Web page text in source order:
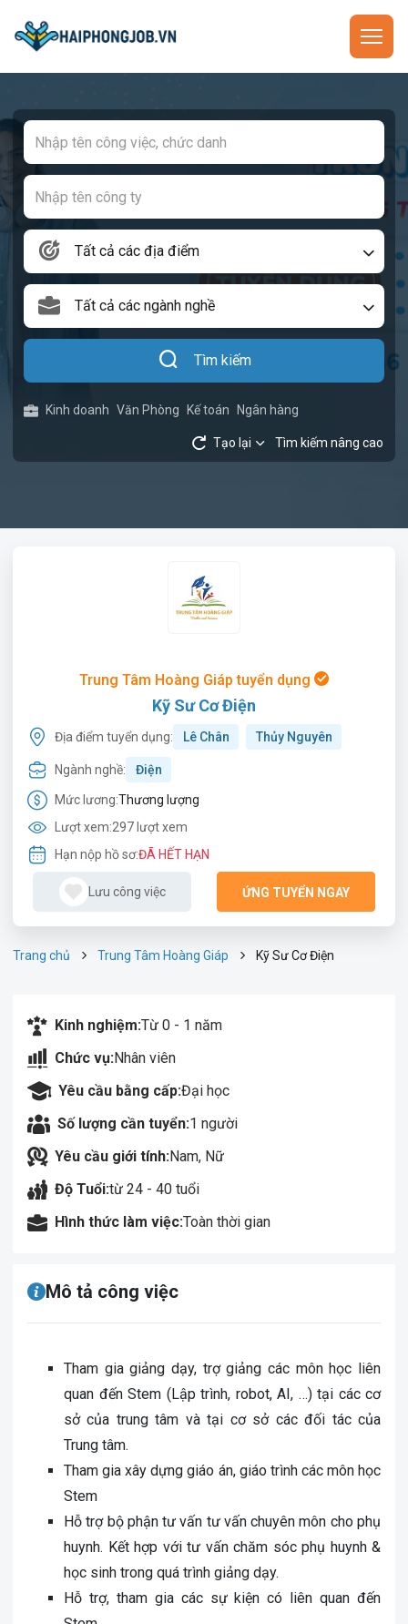
Tất cả các địa điểm
Tất cả các ngành nghề
Tìm kiếm
Kinh doanh Văn Phòng Kế toán Ngân hàng
Tạo lại Tìm kiếm nâng cao
Trung Tâm Hoàng Giáp tuyển dụng
Kỹ Sư Cơ Điện
Địa điểm tuyển dụng: Lê Chân Thủy Nguyên
Ngành nghề: Điện
Mức lương:Thương lượng
Lượt xem:297 lượt xem
Hạn nộp hồ sơ:ĐÃ HẾT HẠN
Lưu công việc ỨNG TUYỂN NGAY
Trang chủ Trung Tâm Hoàng Giáp Kỹ Sư Cơ Điện
Kinh nghiệm:Từ 0 - 1 năm
Chức vụ:Nhân viên
Yêu cầu bằng cấp:Đại học
Số lượng cần tuyển:1 người
Yêu cầu giới tính:Nam, Nữ
Độ Tuổi:từ 24 - 40 tuổi
Hình thức làm việc:Toàn thời gian
Mô tả công việc
Tham gia giảng dạy, trợ giảng các môn học liên
quan đến Stem (Lập trình, robot, AI, …) tại các cơ
sở của trung tâm và tại cơ sở các đối tác của
Trung tâm.
Tham gia xây dựng giáo án, giáo trình các môn học
Stem
Hỗ trợ bộ phận tư vấn tư vấn chuyên môn cho phụ
huynh. Kết hợp với tư vấn chăm sóc phụ huynh &
học sinh trong quá trình giảng dạy.
Hỗ trợ, tham gia các sự kiện có liên quan đến